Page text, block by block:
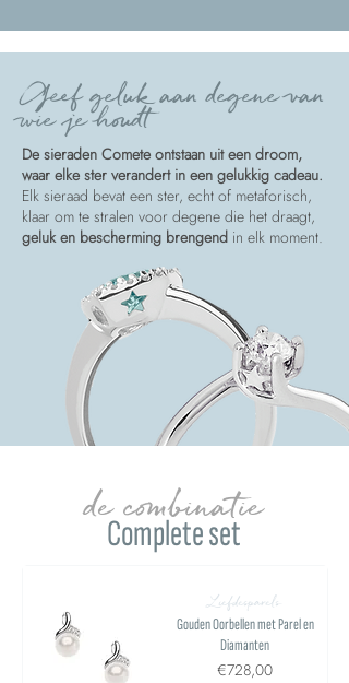
Geef geluk aan degene van
wie je houdt
De sieraden Comete ontstaan uit een droom,
waar elke ster verandert in een gelukkig cadeau.
Elk sieraad bevat een ster, echt of metaforisch,
klaar om te stralen voor degene die het draagt,
geluk en bescherming brengend in elk moment.
Complete set
de combinatie
Liefdesparels
Gouden Oorbellen met Parel en
Diamanten
€728,00